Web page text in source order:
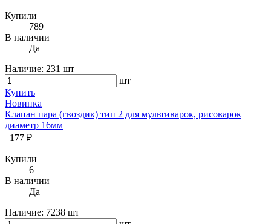
Купили
789
В наличии
Да
Наличие: 231 шт
шт
Купить
Новинка
Клапан пара (гвоздик) тип 2 для мультиварок, рисоварок
диаметр 16мм
177 ₽
Купили
6
В наличии
Да
Наличие: 7238 шт